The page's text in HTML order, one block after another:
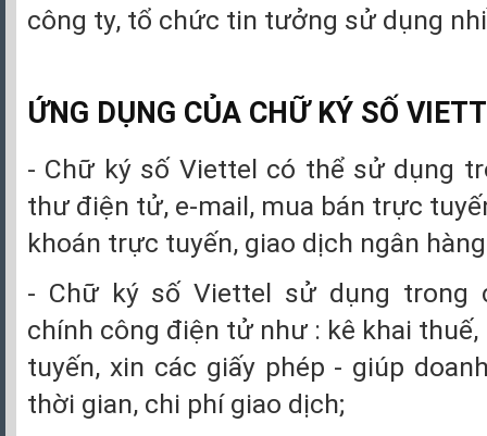
công ty, tổ chức tin tưởng sử dụng
ỨNG DỤNG CỦA CHỮ KÝ SỐ
- Chữ ký số Viettel có thể sử dụng
thư điện tử, e-mail, mua bán trực
khoán trực tuyến, giao dịch ngân
- Chữ ký số Viettel sử dụng trong
chính công điện tử như : kê khai
tuyến, xin các giấy phép - giúp
thời gian, chi phí giao dịch;